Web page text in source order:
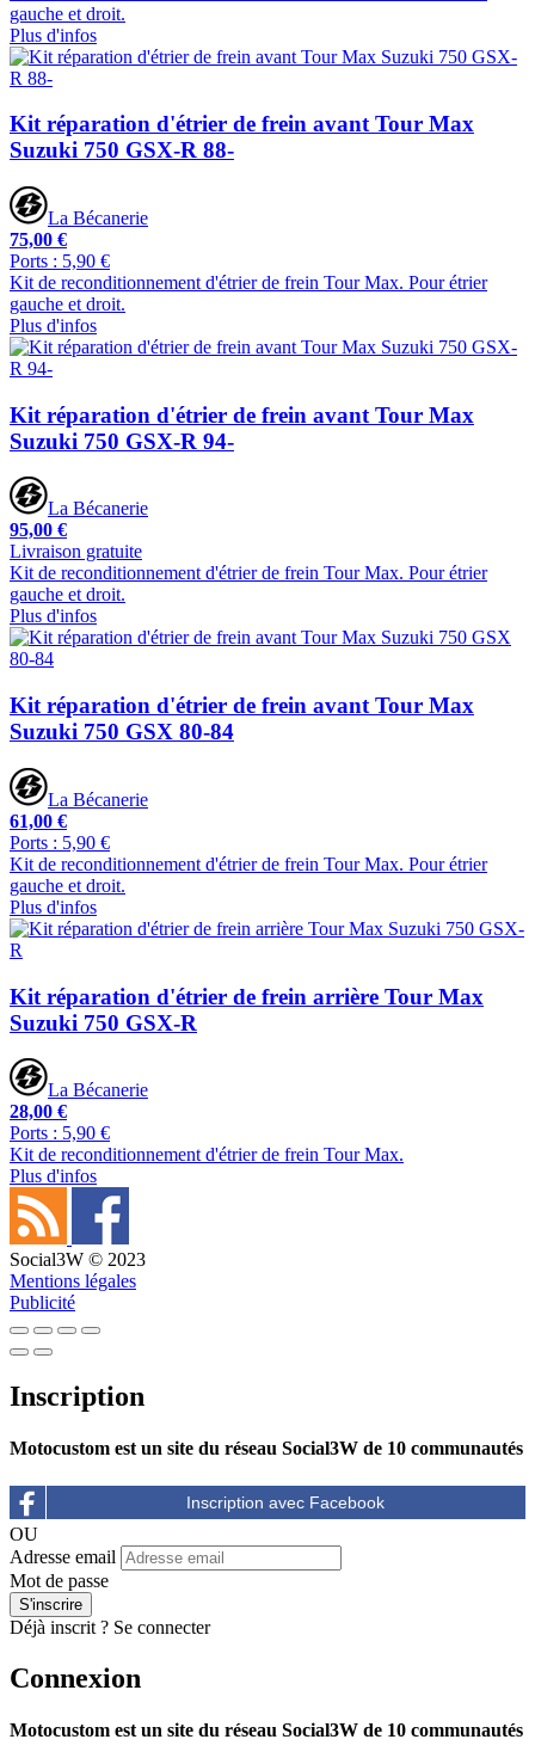
gauche et droit.
Plus d'infos
Kit réparation d'étrier de frein avant Tour Max
Suzuki 750 GSX-R 88-
La Bécanerie
75,00 €
Ports : 5,90 €
Kit de reconditionnement d'étrier de frein Tour Max. Pour étrier
gauche et droit.
Plus d'infos
Kit réparation d'étrier de frein avant Tour Max
Suzuki 750 GSX-R 94-
La Bécanerie
95,00 €
Livraison gratuite
Kit de reconditionnement d'étrier de frein Tour Max. Pour étrier
gauche et droit.
Plus d'infos
Kit réparation d'étrier de frein avant Tour Max
Suzuki 750 GSX 80-84
La Bécanerie
61,00 €
Ports : 5,90 €
Kit de reconditionnement d'étrier de frein Tour Max. Pour étrier
gauche et droit.
Plus d'infos
Kit réparation d'étrier de frein arrière Tour Max
Suzuki 750 GSX-R
La Bécanerie
28,00 €
Ports : 5,90 €
Kit de reconditionnement d'étrier de frein Tour Max.
Plus d'infos
Social3W © 2023
Mentions légales
Publicité
Inscription
Motocustom est un site du réseau Social3W de 10 communautés
OU
Adresse email
Mot de passe
Déjà inscrit ? Se connecter
Connexion
Motocustom est un site du réseau Social3W de 10 communautés